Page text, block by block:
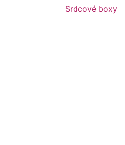
Srdcové boxy